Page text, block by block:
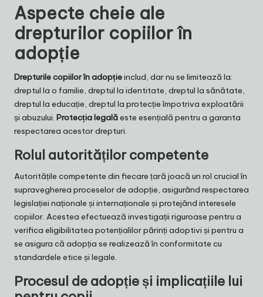
Aspecte cheie ale
drepturilor copiilor în
adopție
Drepturile copiilor în adopțieinclud, dar nu se limitează la:
dreptul la o familie, dreptul la identitate, dreptul la sănătate,
dreptul la educație, dreptul la protecție împotriva exploatării
și abuzului. Protecția legalăeste esențială pentru a garanta
respectarea acestor drepturi.
Rolul autorităților competente
Autoritățile competente din fiecare țară joacă un rol crucial în
supravegherea proceselor de adopție, asigurând respectarea
legislației naționale și internaționale și protejând interesele
copiilor. Acestea efectuează investigații riguroase pentru a
verifica eligibilitatea potențialilor părinți adoptivi și pentru a
se asigura că adopția se realizează în conformitate cu
standardele etice și legale.
Procesul de adopție și implicațiile lui